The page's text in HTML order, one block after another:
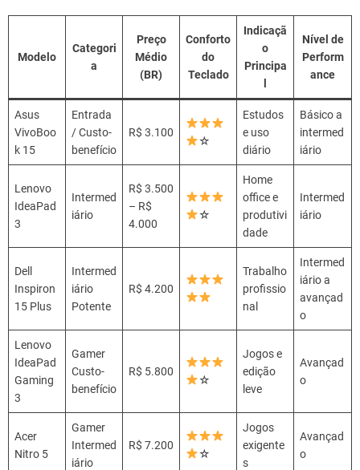
Modelo
Categori
a
Preço
Médio
(BR)
Conforto
do
Teclado
Indicaçã
o
Principa
Nível de
Perform
ance
Asus
VivoBoo
k 15
Entrada
/ Custo-
benefício
R$ 3.100
☆
Estudos
e uso
diário
Básico a
intermed
iário
Lenovo
IdeaPad
3
Intermed
iário
R$ 3.500
– R$
4.000
☆
Home
office e
produtivi
dade
Intermed
iário
Dell
Inspiron
15 Plus
Intermed
iário
Potente
R$ 4.200
Trabalho
profissio
nal
Intermed
iário a
avançad
o
Lenovo
IdeaPad
Gaming
3
Gamer
Custo-
benefício
R$ 5.800
☆
Jogos e
edição
leve
Avançad
o
Acer
Nitro 5
Gamer
Intermed
iário
R$ 7.200
☆
Jogos
exigente
s
Avançad
o